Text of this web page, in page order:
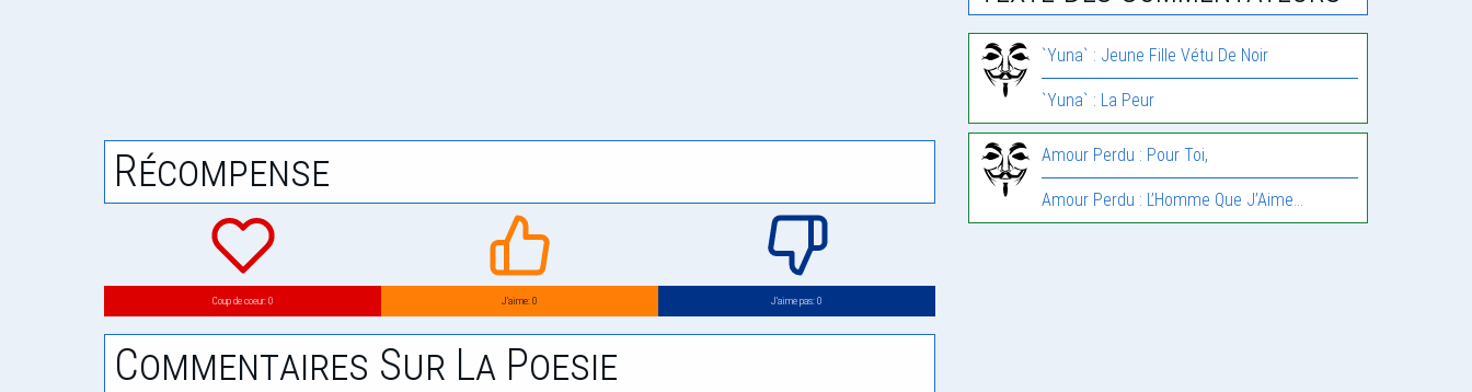
Récompense
Coup de coeur: 0 J’aime: 0 J’aime pas: 0
Commentaires Sur La Poesie
`Yuna` : Jeune Fille Vétu De Noir
`Yuna` : La Peur
Amour Perdu : Pour Toi,
Amour Perdu : L’Homme Que J’Aime…